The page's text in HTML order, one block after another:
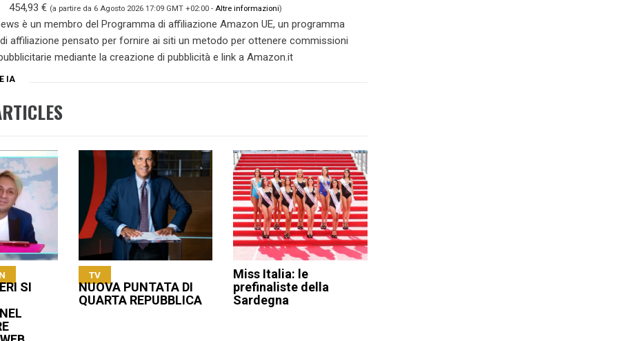
454,93 € (a partire da 6 Agosto 2026 17:09 GMT +02:00 - Altre informazioni)
è un membro del Programma di affiliazione Amazon UE, un programma
affiliazione pensato per fornire ai siti un metodo per ottenere commissioni
mediante la creazione di pubblicità e link a Amazon.it
IA
SI
TV
NUOVA PUNTATA DI
QUARTA REPUBBLICA
Miss Italia: le
prefinaliste della
Sardegna